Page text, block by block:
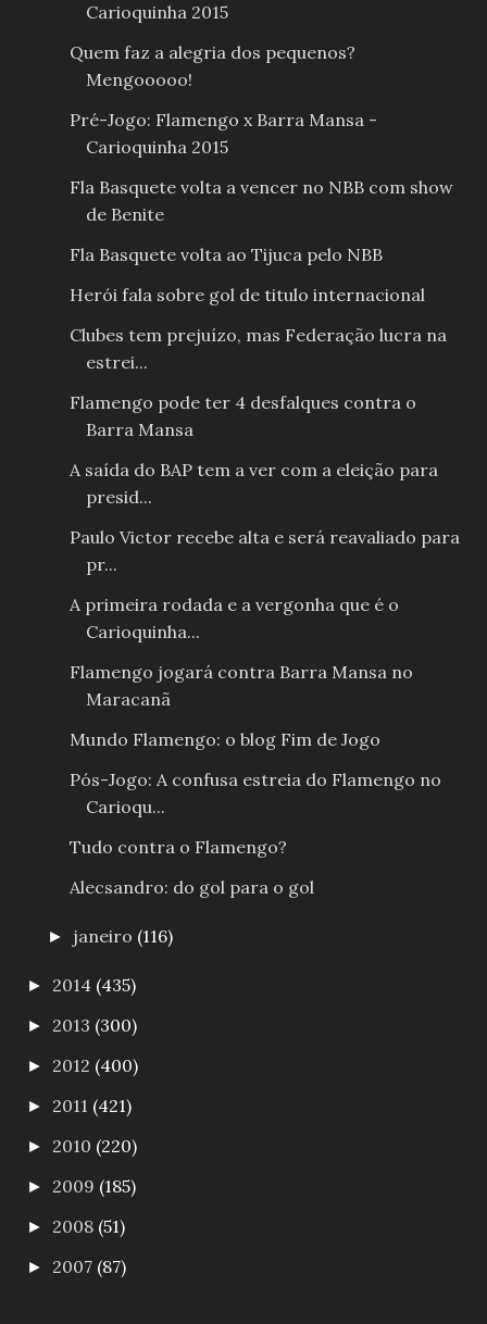
Carioquinha 2015
Quem faz a alegria dos pequenos?
Mengooooo!
Pré-Jogo: Flamengo x Barra Mansa -
Carioquinha 2015
Fla Basquete volta a vencer no NBB com show
de Benite
Fla Basquete volta ao Tijuca pelo NBB
Herói fala sobre gol de titulo internacional
Clubes tem prejuízo, mas Federação lucra na
estrei...
Flamengo pode ter 4 desfalques contra o
Barra Mansa
A saída do BAP tem a ver com a eleição para
presid...
Paulo Victor recebe alta e será reavaliado para
pr...
A primeira rodada e a vergonha que é o
Carioquinha...
Flamengo jogará contra Barra Mansa no
Maracanã
Mundo Flamengo: o blog Fim de Jogo
Pós-Jogo: A confusa estreia do Flamengo no
Carioqu...
Tudo contra o Flamengo?
Alecsandro: do gol para o gol
► janeiro (116)
► 2014 (435)
► 2013 (300)
► 2012 (400)
► 2011 (421)
► 2010 (220)
► 2009 (185)
► 2008 (51)
► 2007 (87)